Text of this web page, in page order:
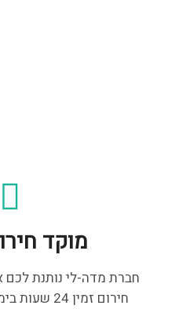
מוקד חירום
חירום זמין 24 שעות ביממה כל ימות השבוע.